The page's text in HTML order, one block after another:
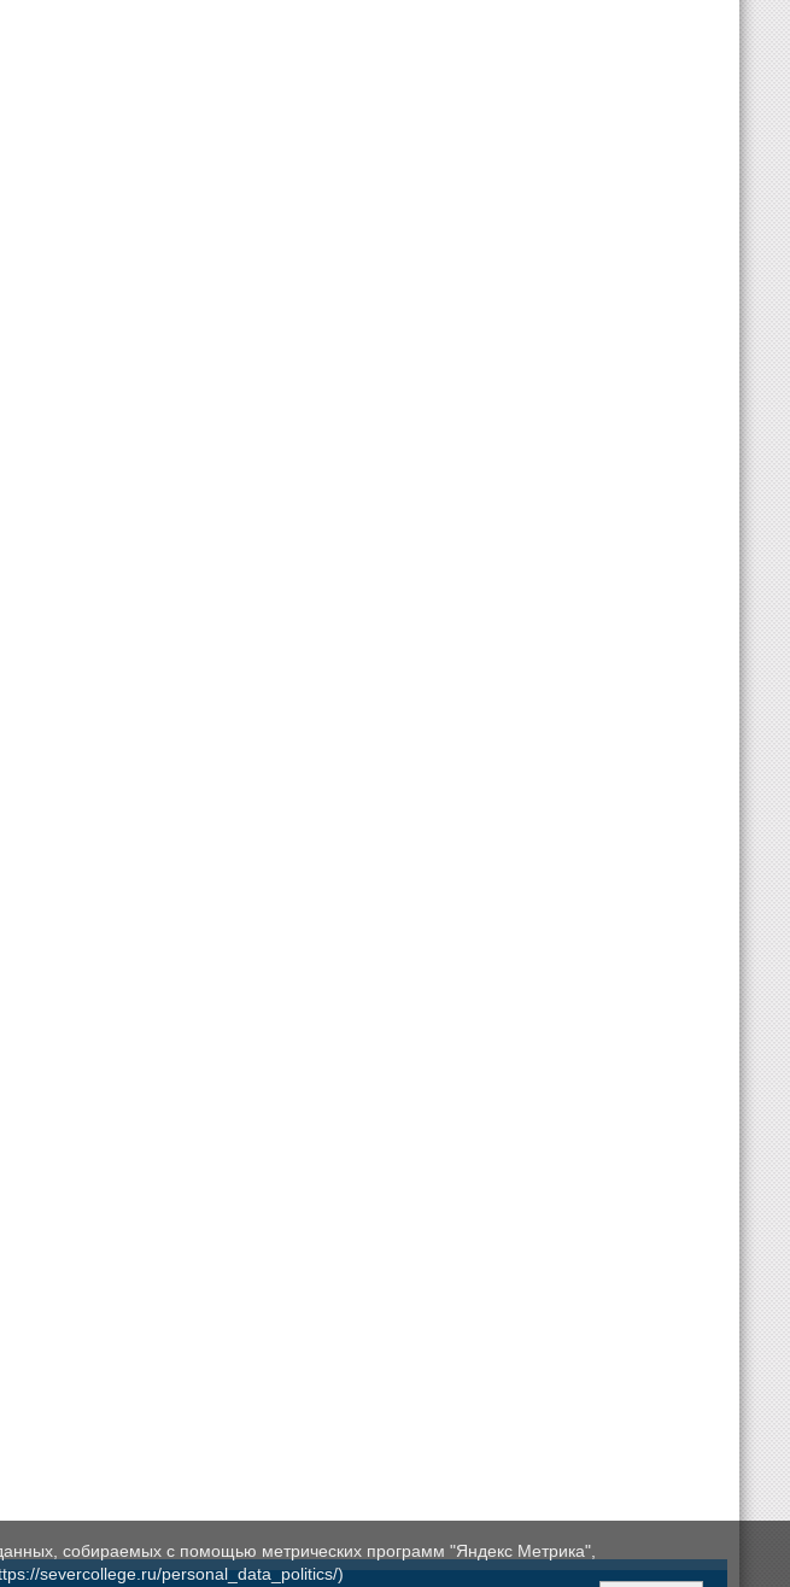
собираемых с помощью метрических программ "Яндекс Метрика",
severcollege.ru/personal_data_politics/)